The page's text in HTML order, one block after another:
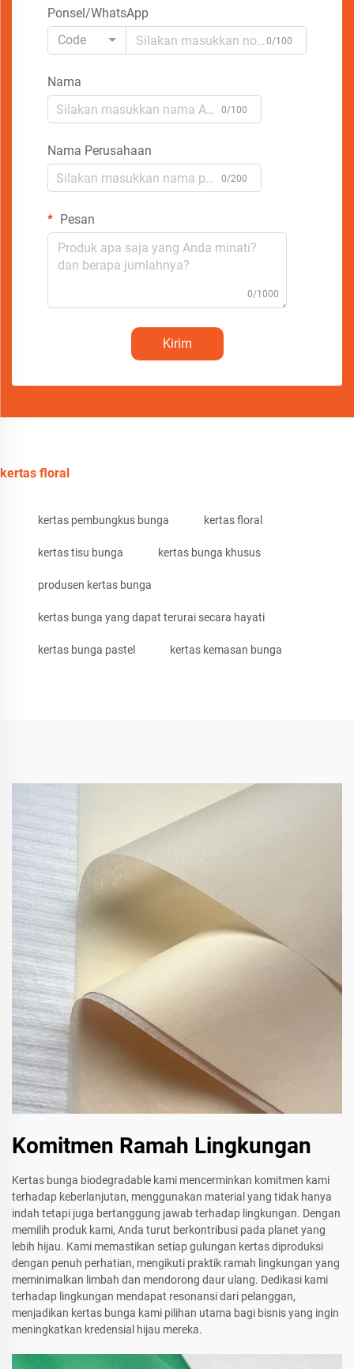
Ponsel/WhatsApp
Code
0/100
Nama
0/100
Nama Perusahaan
0/200
Pesan
0/1000
Kirim
kertas floral
kertas pembungkus bunga kertas floral
kertas tisu bunga kertas bunga khusus
produsen kertas bunga
kertas bunga yang dapat terurai secara hayati
kertas bunga pastel kertas kemasan bunga
Komitmen Ramah Lingkungan
Kertas bunga biodegradable kami mencerminkan komitmen kami
terhadap keberlanjutan, menggunakan material yang tidak hanya
indah tetapi juga bertanggung jawab terhadap lingkungan. Dengan
memilih produk kami, Anda turut berkontribusi pada planet yang
lebih hijau. Kami memastikan setiap gulungan kertas diproduksi
dengan penuh perhatian, mengikuti praktik ramah lingkungan yang
meminimalkan limbah dan mendorong daur ulang. Dedikasi kami
terhadap lingkungan mendapat resonansi dari pelanggan,
menjadikan kertas bunga kami pilihan utama bagi bisnis yang ingin
meningkatkan kredensial hijau mereka.